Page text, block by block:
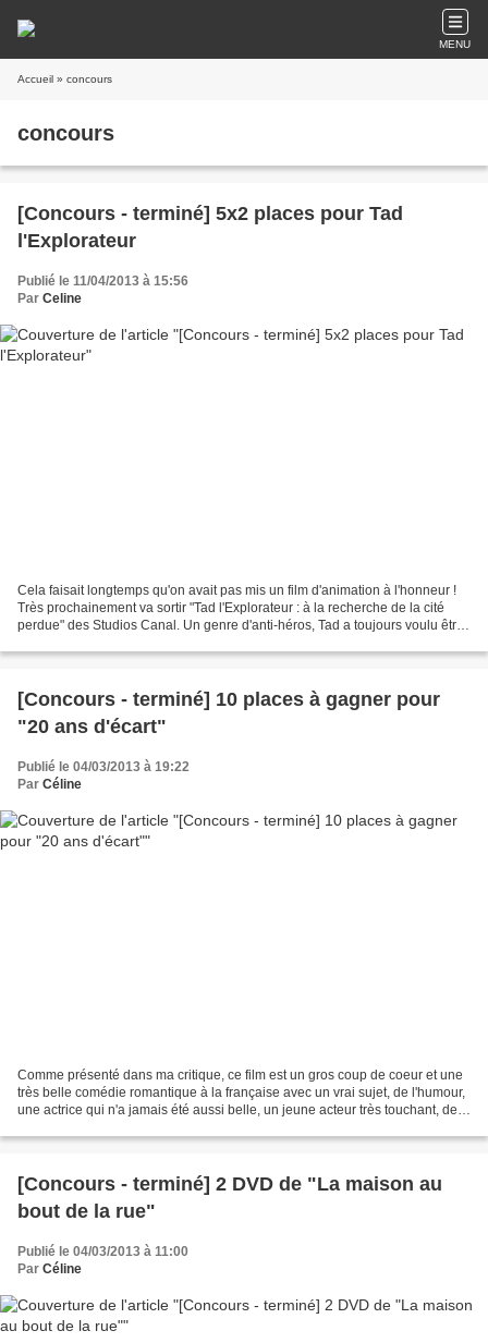
MENU
Accueil » concours
concours
[Concours - terminé] 5x2 places pour Tad
l'Explorateur
Publié le 11/04/2013 à 15:56
Par Celine
Cela faisait longtemps qu'on avait pas mis un film d'animation à l'honneur !
Très prochainement va sortir "Tad l'Explorateur : à la recherche de la cité
perdue" des Studios Canal. Un genre d'anti-héros, Tad a toujours voulu être
[Concours - terminé] 10 places à gagner pour
"20 ans d'écart"
Publié le 04/03/2013 à 19:22
Par Céline
Comme présenté dans ma critique, ce film est un gros coup de coeur et une
très belle comédie romantique à la française avec un vrai sujet, de l'humour,
une actrice qui n'a jamais été aussi belle, un jeune acteur très touchant, des
[Concours - terminé] 2 DVD de "La maison au
bout de la rue"
Publié le 04/03/2013 à 11:00
Par Céline